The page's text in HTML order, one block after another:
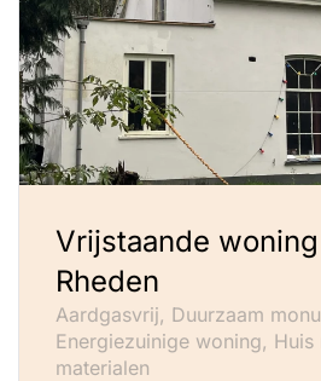
Vrijstaande woning
Rheden
Aardgasvrij, Duurzaam
Energiezuinige woning, Huis
materialen